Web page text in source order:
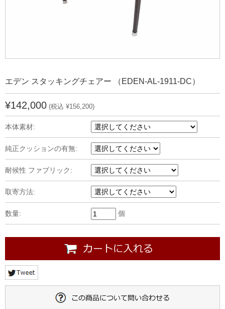
エデン スタッキングチェアー （EDEN-AL-1911-DC）
¥142,000 (税込 ¥156,200)
本体素材:
純正クッションの有無:
耐候性 ファブリック:
取寄方法:
数量: 個